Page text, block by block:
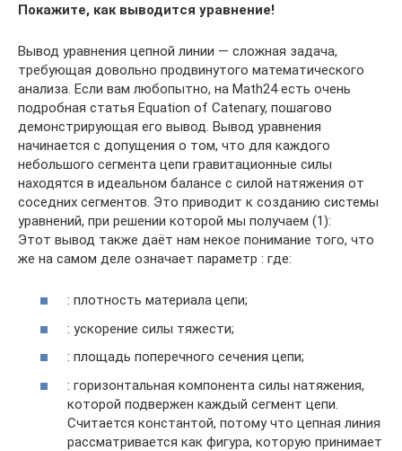
Покажите, как выводится уравнение!
Вывод уравнения цепной линии — сложная задача,
требующая довольно продвинутого математического
анализа. Если вам любопытно, на Math24 есть очень
подробная статья Equation of Catenary, пошагово
демонстрирующая его вывод. Вывод уравнения
начинается с допущения о том, что для каждого
небольшого сегмента цепи гравитационные силы
находятся в идеальном балансе с силой натяжения от
соседних сегментов. Это приводит к созданию системы
уравнений, при решении которой мы получаем (1):
Этот вывод также даёт нам некое понимание того, что
же на самом деле означает параметр : где:
: плотность материала цепи;
: ускорение силы тяжести;
: площадь поперечного сечения цепи;
: горизонтальная компонента силы натяжения,
которой подвержен каждый сегмент цепи.
Считается константой, потому что цепная линия
рассматривается как фигура, которую принимает